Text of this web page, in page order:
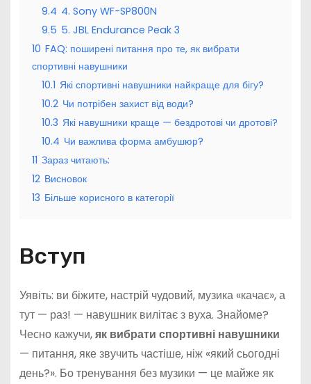
9.4 4. Sony WF-SP800N
9.5 5. JBL Endurance Peak 3
10 FAQ: поширені питання про те, як вибрати
спортивні навушники
10.1 Які спортивні навушники найкраще для бігу?
10.2 Чи потрібен захист від води?
10.3 Які навушники краще — бездротові чи дротові?
10.4 Чи важлива форма амбушюр?
11 Зараз читають:
12 Висновок
13 Більше корисного в категорії
Вступ
Уявіть: ви біжите, настрій чудовий, музика «качає», а
тут — раз! — навушник вилітає з вуха. Знайоме?
Чесно кажучи,як вибрати спортивні навушники
— питання, яке звучить частіше, ніж «який сьогодні
день?». Бо тренування без музики — це майже як